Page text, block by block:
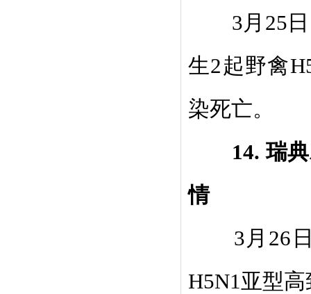
3月 25
生2起野禽
染死亡。
14.瑞
情
3 月 26
H5N1亚型